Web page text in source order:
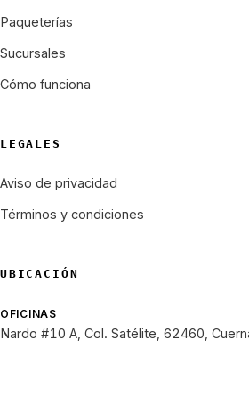
Paqueterías
Sucursales
Cómo funciona
LEGALES
Aviso de privacidad
Términos y condiciones
UBICACIÓN
OFICINAS
Nardo #10 A, Col. Satélite, 62460,